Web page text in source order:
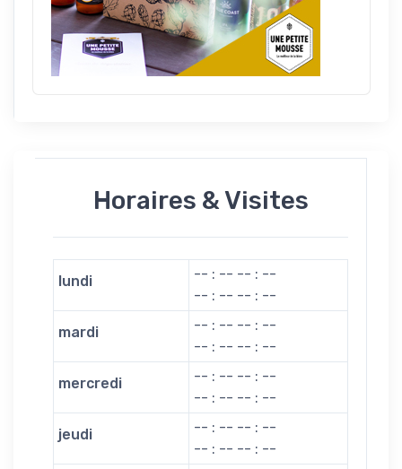
Horaires & Visites
lundi
-- : -- -- : --
-- : -- -- : --
mardi
-- : -- -- : --
-- : -- -- : --
mercredi
-- : -- -- : --
-- : -- -- : --
jeudi
-- : -- -- : --
-- : -- -- : --